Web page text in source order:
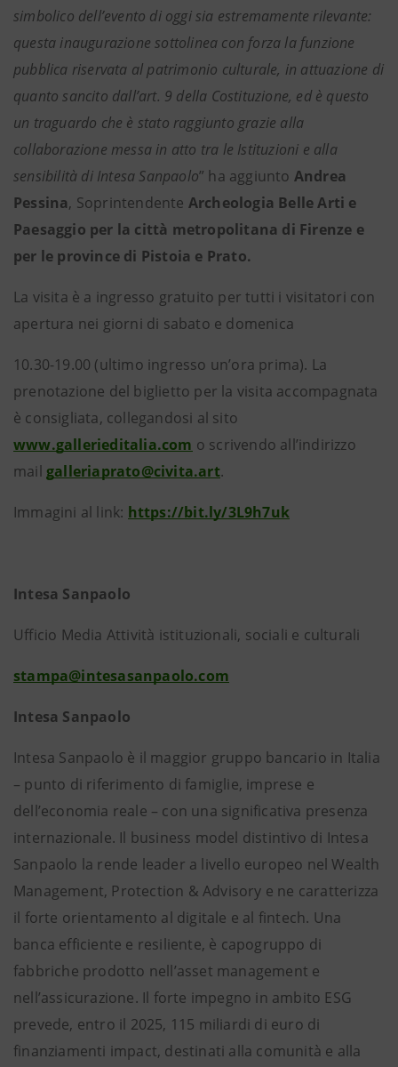
simbolico dell’evento di oggi sia estremamente rilevante:
questa inaugurazione sottolinea con forza la funzione
pubblica riservata al patrimonio culturale, in attuazione di
quanto sancito dall’art. 9 della Costituzione, ed è questo
un traguardo che è stato raggiunto grazie alla
collaborazione messa in atto tra le Istituzioni e alla
sensibilità di Intesa Sanpaolo” ha aggiunto Andrea
Pessina, Soprintendente Archeologia Belle Arti e
Paesaggio per la città metropolitana di Firenze e
per le province di Pistoia e Prato.
La visita è a ingresso gratuito per tutti i visitatori con
apertura nei giorni di sabato e domenica
10.30-19.00 (ultimo ingresso un’ora prima). La
prenotazione del biglietto per la visita accompagnata
è consigliata, collegandosi al sito
www.gallerieditalia.com o scrivendo all’indirizzo
mail galleriaprato@civita.art.
Immagini al link: https://bit.ly/3L9h7uk
Intesa Sanpaolo
Ufficio Media Attività istituzionali, sociali e culturali
stampa@intesasanpaolo.com
Intesa Sanpaolo
Intesa Sanpaolo è il maggior gruppo bancario in Italia
– punto di riferimento di famiglie, imprese e
dell’economia reale – con una significativa presenza
internazionale. Il business model distintivo di Intesa
Sanpaolo la rende leader a livello europeo nel Wealth
Management, Protection & Advisory e ne caratterizza
il forte orientamento al digitale e al fintech. Una
banca efficiente e resiliente, è capogruppo di
fabbriche prodotto nell’asset management e
nell’assicurazione. Il forte impegno in ambito ESG
prevede, entro il 2025, 115 miliardi di euro di
finanziamenti impact, destinati alla comunità e alla